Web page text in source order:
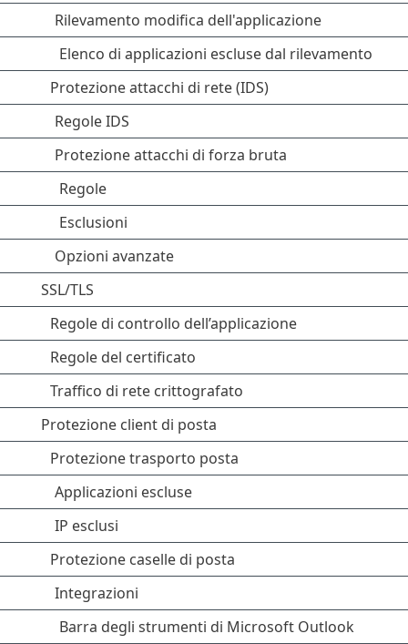
Rilevamento modifica dell'applicazione
Elenco di applicazioni escluse dal rilevamento
Protezione attacchi di rete (IDS)
Regole IDS
Protezione attacchi di forza bruta
Regole
Esclusioni
Opzioni avanzate
SSL/TLS
Regole di controllo dell’applicazione
Regole del certificato
Traffico di rete crittografato
Protezione client di posta
Protezione trasporto posta
Applicazioni escluse
IP esclusi
Protezione caselle di posta
Integrazioni
Barra degli strumenti di Microsoft Outlook